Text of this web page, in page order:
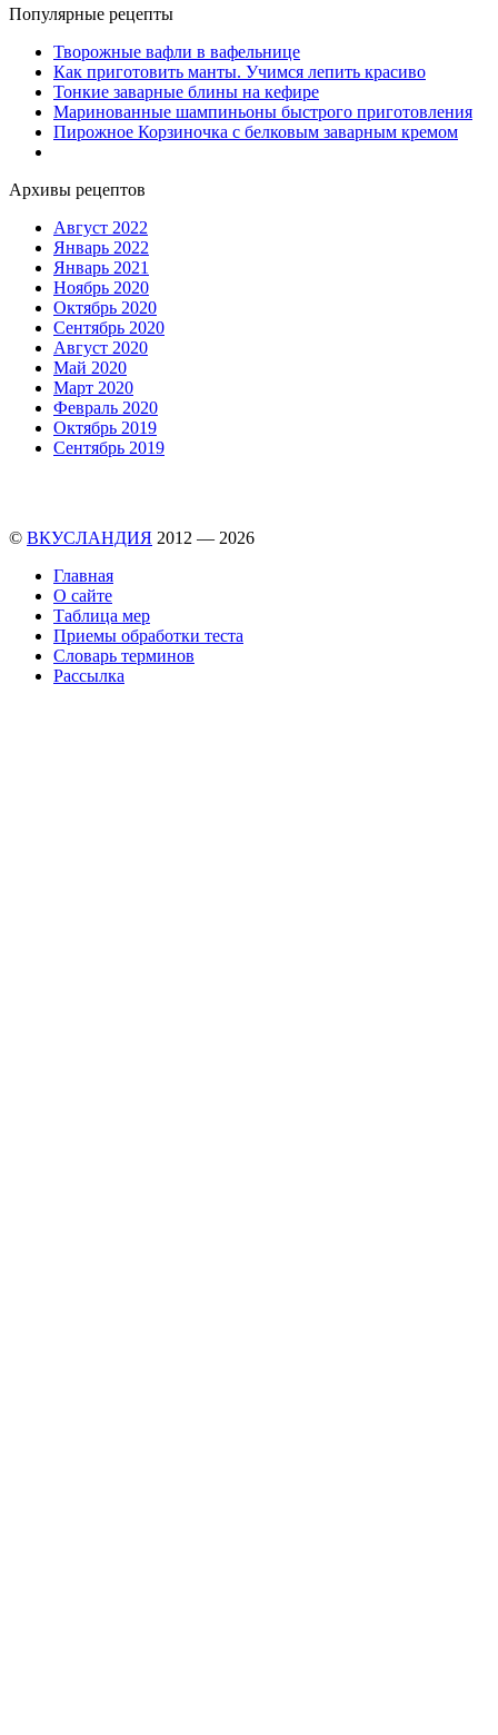
Популярные рецепты
Творожные вафли в вафельнице
Как приготовить манты. Учимся лепить красиво
Тонкие заварные блины на кефире
Маринованные шампиньоны быстрого приготовления
Пирожное Корзиночка с белковым заварным кремом
Архивы рецептов
Август 2022
Январь 2022
Январь 2021
Ноябрь 2020
Октябрь 2020
Сентябрь 2020
Август 2020
Май 2020
Март 2020
Февраль 2020
Октябрь 2019
Сентябрь 2019
© ВКУСЛАНДИЯ 2012 — 2026
Главная
О сайте
Таблица мер
Приемы обработки теста
Словарь терминов
Рассылка